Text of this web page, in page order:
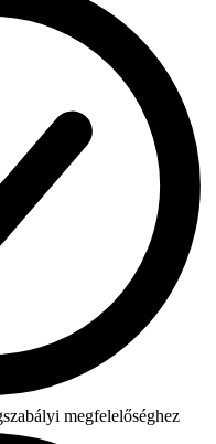
megfelelőséghez